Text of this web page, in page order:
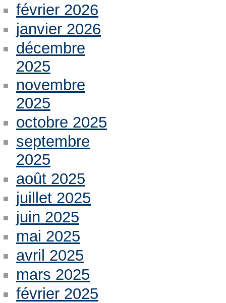
février 2026
janvier 2026
décembre
2025
novembre
2025
octobre 2025
septembre
2025
août 2025
juillet 2025
juin 2025
mai 2025
avril 2025
mars 2025
février 2025